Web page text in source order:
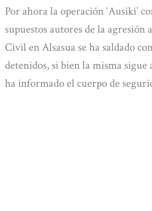
Por ahora la operación ‘Ausiki’
supuestos autores de la agresión
Civil en Alsasua se ha saldado
detenidos, si bien la misma sigue
ha informado el cuerpo de